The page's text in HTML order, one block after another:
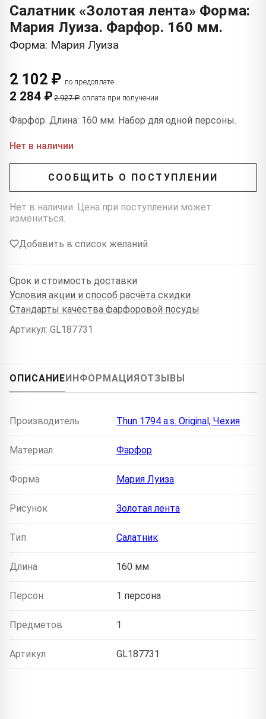
Салатник «Золотая лента» Форма:
Мария Луиза. Фарфор. 160 мм.
Форма: Мария Луиза
2 102 ₽ по предоплате
2 284 ₽ 2 927 ₽ оплата при получении
Фарфор. Длина: 160 мм. Набор для одной персоны.
Нет в наличии
СООБЩИТЬ О ПОСТУПЛЕНИИ
Нет в наличии. Цена при поступлении может
измениться.
Добавить в список желаний
Срок и стоимость доставки
Условия акции и способ расчёта скидки
Стандарты качества фарфоровой посуды
Артикул: GL187731
ОПИСАНИЕИНФОРМАЦИЯОТЗЫВЫ
Производитель Thun 1794 a.s. Original, Чехия
Материал Фарфор
Форма Мария Луиза
Рисунок Золотая лента
Тип Салатник
Длина 160 мм
Персон 1 персона
Предметов 1
Артикул GL187731